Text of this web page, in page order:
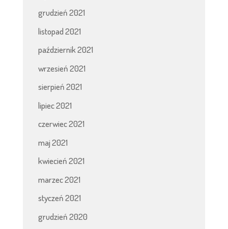
grudzień 2021
listopad 2021
październik 2021
wrzesień 2021
sierpień 2021
lipiec 2021
czerwiec 2021
maj 2021
kwiecień 2021
marzec 2021
styczeń 2021
grudzień 2020